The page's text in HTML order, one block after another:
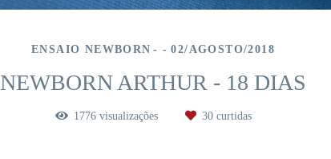
ENSAIO NEWBORN 02/AGOSTO/2018
NEWBORN ARTHUR - 18 DIAS
1776visualizações 30curtidas